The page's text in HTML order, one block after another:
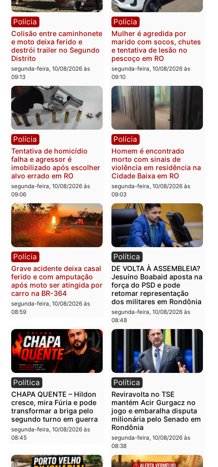
segunda-feira, 10/08/2026 às
09:39
09:26
Homem morre afogado
após mergulhar em área
de pesca na Vala do Jacu
em Rondônia
segunda-feira, 10/08/2026 às
09:21
Homem é preso após
falhar durante tentativa
execução por engano em
bairro
segunda-feira, 10/08/2026 às
09:17
Polícia
Colisão entre caminhonete
e moto deixa ferido e
destrói trailer no Segundo
Distrito
segunda-feira, 10/08/2026 às
09:13
Polícia
Mulher é agredida por
marido com socos,
e tentativa de lesão no
pescoço em RO
segunda-feira, 10/08/2026 às
09:10
Polícia
Tentativa de homicídio
falha e agressor é
imobilizado após escolher
alvo errado em RO
segunda-feira, 10/08/2026 às
09:06
Polícia
Homem é encontrado
morto com sinais de
violência em residência
Cidade Baixa em RO
segunda-feira, 10/08/2026 às
09:03